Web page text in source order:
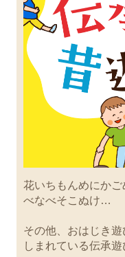
花いちもんめにか
べなべそこぬけ…
その他、おはじき
しまれている伝承